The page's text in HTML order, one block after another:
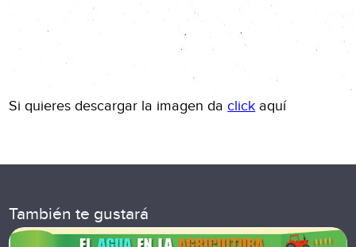
Si quieres descargar la imagen daclick aquí
También te gustará